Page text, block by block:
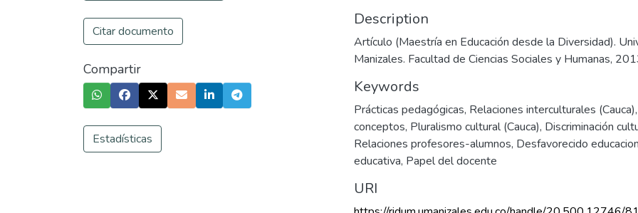
Citar documento
Compartir
Estadísticas
Description
Artículo (Maestría en Educación desde la Diversidad).
Manizales. Facultad de Ciencias Sociales y Humanas,
Keywords
Prácticas pedagógicas, Relaciones interculturales (Cauca),
conceptos, Pluralismo cultural (Cauca), Discriminación
Relaciones profesores-alumnos, Desfavorecido
educativa, Papel del docente
URI